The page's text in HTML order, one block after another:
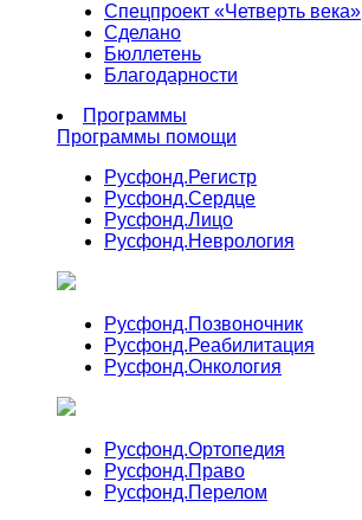
Спецпроект «Четверть века»
Сделано
Бюллетень
Благодарности
Программы
Программы помощи
Русфонд.Регистр
Русфонд.Сердце
Русфонд.Лицо
Русфонд.Неврология
Русфонд.Позвоночник
Русфонд.Реабилитация
Русфонд.Онкология
Русфонд.Ортопедия
Русфонд.Право
Русфонд.Перелом